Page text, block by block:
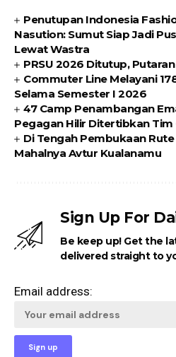
Penutupan Indonesia
Nasution: Sumut Siap Jadi
Lewat Wastra
PRSU 2026 Ditutup,
Commuter Line Melayani
Selama Semester I 2026
47 Camp Penambangan
Pegagan Hilir Ditertibkan Tim
Di Tengah Pembukaan
Mahalnya Avtur Kualanamu
Sign Up For
Be keep up! Get the
delivered straight to
Email address: